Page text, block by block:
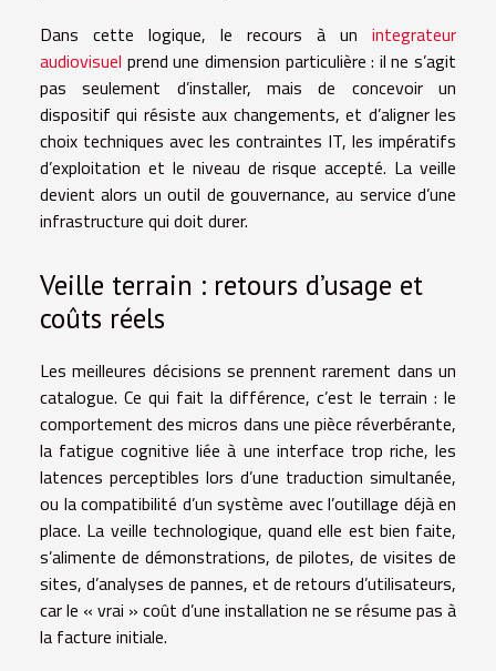
Dans cette logique, le recours à un integrateur
audiovisuel prend une dimension particulière : il ne s’agit
pas seulement d’installer, mais de concevoir un
dispositif qui résiste aux changements, et d’aligner les
choix techniques avec les contraintes IT, les impératifs
d’exploitation et le niveau de risque accepté. La veille
devient alors un outil de gouvernance, au service d’une
infrastructure qui doit durer.
Veille terrain : retours d’usage et
coûts réels
Les meilleures décisions se prennent rarement dans un
catalogue. Ce qui fait la différence, c’est le terrain : le
comportement des micros dans une pièce réverbérante,
la fatigue cognitive liée à une interface trop riche, les
latences perceptibles lors d’une traduction simultanée,
ou la compatibilité d’un système avec l’outillage déjà en
place. La veille technologique, quand elle est bien faite,
s’alimente de démonstrations, de pilotes, de visites de
sites, d’analyses de pannes, et de retours d’utilisateurs,
car le « vrai » coût d’une installation ne se résume pas à
la facture initiale.